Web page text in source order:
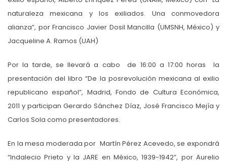
naturaleza mexicana y los exiliados. Una conmovedora
alianza”, por Francisco Javier Dosil Mancilla (UMSNH, México) y
Jacqueline A. Ramos (UAH)
Por la tarde, se llevará a cabo de 16:00 a 17:00 horas la
presentación del libro “De la posrevolución mexicana al exilio
republicano español”, Madrid, Fondo de Cultura Económica,
2011 y participan Gerardo Sánchez Díaz, José Francisco Mejía y
Carlos Sola como presentadores.
En la mesa moderada por Martín Pérez Acevedo, se expondrá
“Indalecio Prieto y la JARE en México, 1939-1942”, por Aurelio